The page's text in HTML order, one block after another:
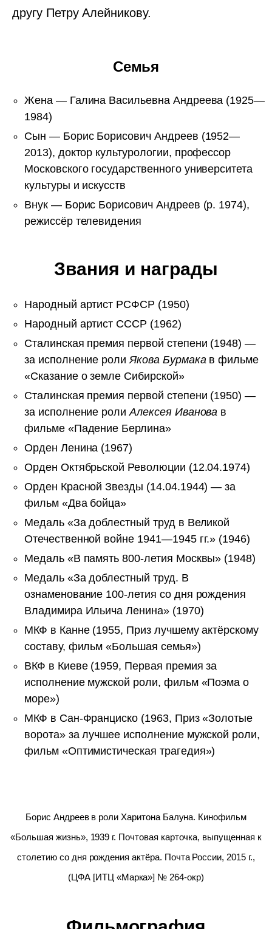
другу Петру Алейникову.
Семья
Жена — Галина Васильевна Андреева (1925—
1984)
Сын — Борис Борисович Андреев (1952—
2013), доктор культурологии, профессор
Московского государственного университета
культуры и искусств
Внук — Борис Борисович Андреев (р. 1974),
режиссёр телевидения
Звания и награды
Народный артист РСФСР (1950)
Народный артист СССР (1962)
Сталинская премия первой степени (1948) —
за исполнение ролиЯкова Бурмакав фильме
«Сказание о земле Сибирской»
Сталинская премия первой степени (1950) —
за исполнение ролиАлексея Иванова в
фильме «Падение Берлина»
Орден Ленина (1967)
Орден Октябрьской Революции (12.04.1974)
Орден Красной Звезды (14.04.1944) — за
фильм «Два бойца»
Медаль «За доблестный труд в Великой
Отечественной войне 1941—1945 гг.» (1946)
Медаль «В память 800-летия Москвы» (1948)
Медаль «За доблестный труд. В
ознаменование 100-летия со дня рождения
Владимира Ильича Ленина» (1970)
МКФ в Канне (1955, Приз лучшему актёрскому
составу, фильм «Большая семья»)
ВКФ в Киеве (1959, Первая премия за
исполнение мужской роли, фильм «Поэма о
море»)
МКФ в Сан-Франциско (1963, Приз «Золотые
ворота» за лучшее исполнение мужской роли,
фильм «Оптимистическая трагедия»)
Борис Андреев в роли Харитона Балуна. Кинофильм
«Большая жизнь», 1939 г. Почтовая карточка, выпущенная к
столетию со дня рождения актёра. Почта России, 2015 г.,
(ЦФА [ИТЦ «Марка»] № 264-окр)